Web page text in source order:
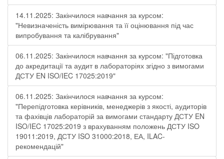
14.11.2025: Закінчилося навчання за курсом:
"Невизначеність вимірювання та її оцінювання під час
випробування та калібрування"
06.11.2025: Закінчилося навчання за курсом: "Підготовка
до акредитації та аудит в лабораторіях згідно з вимогами
ДСТУ EN ISO/IEC 17025:2019"
06.11.2025: Закінчилося навчання за курсом:
"Перепідготовка керівників, менеджерів з якості, аудиторів
та фахівців лабораторій за вимогами стандарту ДСТУ EN
ISO/IEC 17025:2019 з врахуванням положень ДСТУ ISO
19011:2019, ДСТУ ISO 31000:2018, ЕА, ILAC-
рекомендацій"